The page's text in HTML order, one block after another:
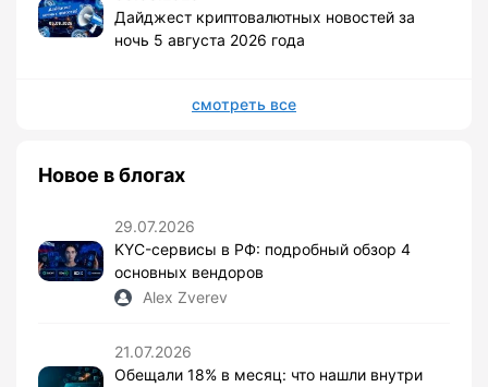
Дайджест криптовалютных новостей за
ночь 5 августа 2026 года
смотреть все
Новое в блогах
29.07.2026
KYC-сервисы в РФ: подробный обзор 4
основных вендоров
Alex Zverev
21.07.2026
Обещали 18% в месяц: что нашли внутри